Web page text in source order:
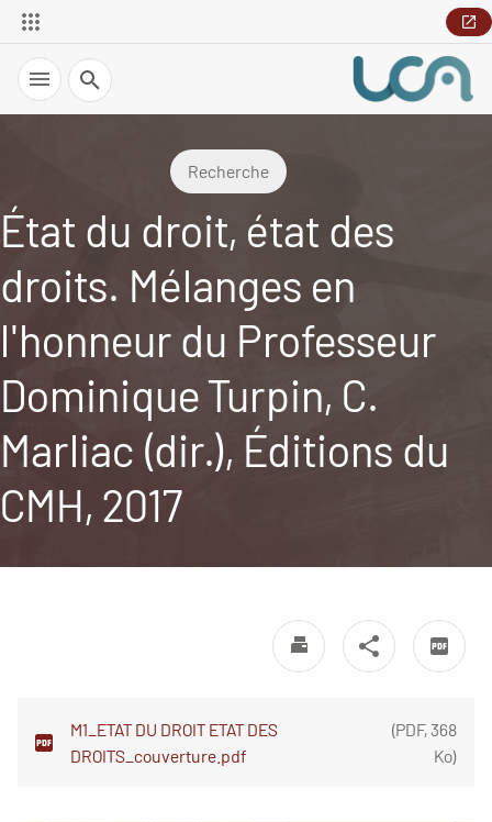
Recherche
Recherche
État du droit, état des
droits. Mélanges en
l'honneur du Professeur
Dominique Turpin, C.
Marliac (dir.), Éditions du
CMH, 2017
M1_ETAT DU DROIT ETAT DES
DROITS_couverture.pdf
(PDF,368
Ko)